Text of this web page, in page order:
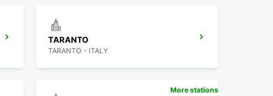
TARANTO
TARANTO - ITALY
More stations